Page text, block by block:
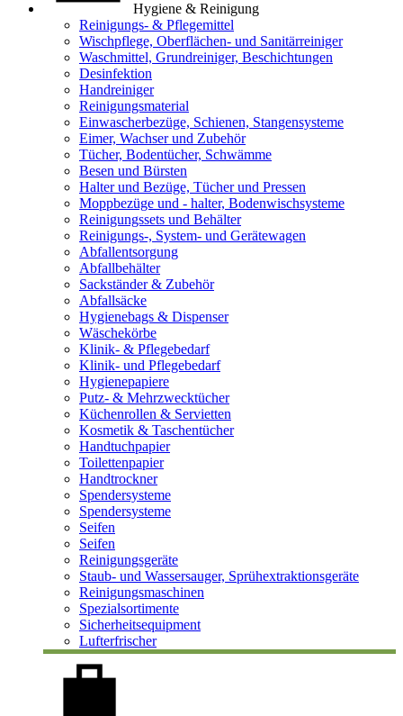
Hygiene & Reinigung
Reinigungs- & Pflegemittel
Wischpflege, Oberflächen- und Sanitärreiniger
Waschmittel, Grundreiniger, Beschichtungen
Desinfektion
Handreiniger
Reinigungsmaterial
Einwascherbezüge, Schienen, Stangensysteme
Eimer, Wachser und Zubehör
Tücher, Bodentücher, Schwämme
Besen und Bürsten
Halter und Bezüge, Tücher und Pressen
Moppbezüge und - halter, Bodenwischsysteme
Reinigungssets und Behälter
Reinigungs-, System- und Gerätewagen
Abfallentsorgung
Abfallbehälter
Sackständer & Zubehör
Abfallsäcke
Hygienebags & Dispenser
Wäschekörbe
Klinik- & Pflegebedarf
Klinik- und Pflegebedarf
Hygienepapiere
Putz- & Mehrzwecktücher
Küchenrollen & Servietten
Kosmetik & Taschentücher
Handtuchpapier
Toilettenpapier
Handtrockner
Spendersysteme
Spendersysteme
Seifen
Seifen
Reinigungsgeräte
Staub- und Wassersauger, Sprühextraktionsgeräte
Reinigungsmaschinen
Spezialsortimente
Sicherheitsequipment
Lufterfrischer